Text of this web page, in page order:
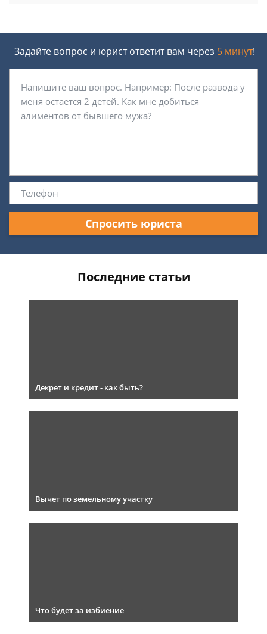
Задайте вопрос и юрист ответит вам через 5 минут!
Спросить юриста
Последние статьи
Декрет и кредит - как быть?
Вычет по земельному участку
Что будет за избиение